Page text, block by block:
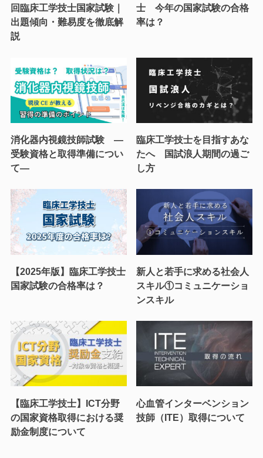
回臨床工学技士国家試験｜
出題傾向・難易度を徹底解
説
士 今年の国家試験の合格
率は？
消化器内視鏡技師試験 ―
受験資格と取得準備につい
て―
臨床工学技士を目指すあな
たへ 国試浪人期間の過ご
し方
【2025年版】臨床工学技士
国家試験の合格率は？
新人と若手に求める社会人
スキル①コミュニケーショ
ンスキル
【臨床工学技士】ICT分野
の国家資格取得における奨
励金制度について
心血管インターベンション
技師（ITE）取得について